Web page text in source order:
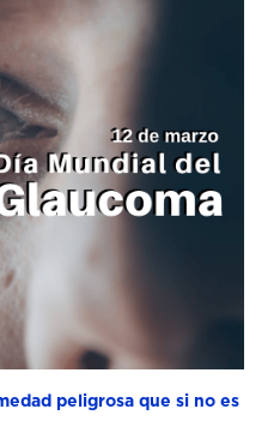
peligrosa que si no es